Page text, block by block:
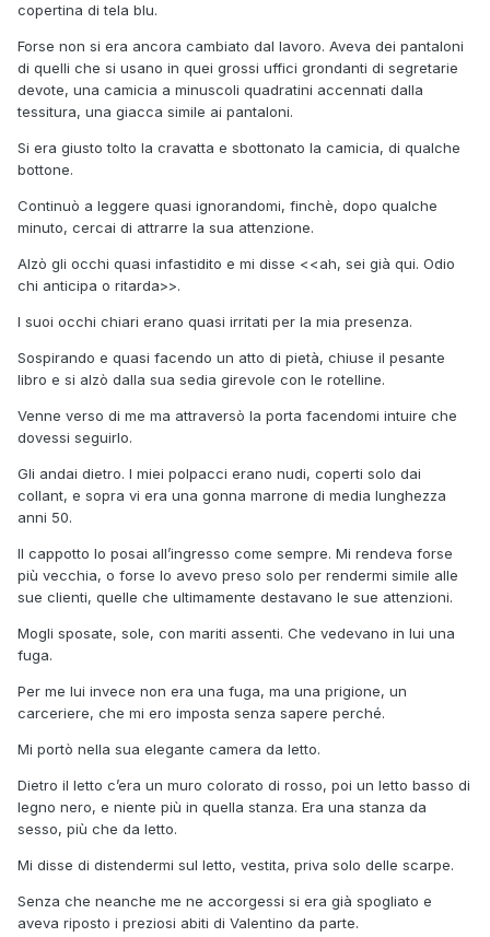
copertina di tela blu.
Forse non si era ancora cambiato dal lavoro. Aveva dei pantaloni
di quelli che si usano in quei grossi uffici grondanti di segretarie
devote, una camicia a minuscoli quadratini accennati dalla
tessitura, una giacca simile ai pantaloni.
Si era giusto tolto la cravatta e sbottonato la camicia, di qualche
bottone.
Continuò a leggere quasi ignorandomi, finchè, dopo qualche
minuto, cercai di attrarre la sua attenzione.
Alzò gli occhi quasi infastidito e mi disse <<ah, sei già qui. Odio
chi anticipa o ritarda>>.
I suoi occhi chiari erano quasi irritati per la mia presenza.
Sospirando e quasi facendo un atto di pietà, chiuse il pesante
libro e si alzò dalla sua sedia girevole con le rotelline.
Venne verso di me ma attraversò la porta facendomi intuire che
dovessi seguirlo.
Gli andai dietro. I miei polpacci erano nudi, coperti solo dai
collant, e sopra vi era una gonna marrone di media lunghezza
anni 50.
Il cappotto lo posai all’ingresso come sempre. Mi rendeva forse
più vecchia, o forse lo avevo preso solo per rendermi simile alle
sue clienti, quelle che ultimamente destavano le sue attenzioni.
Mogli sposate, sole, con mariti assenti. Che vedevano in lui una
fuga.
Per me lui invece non era una fuga, ma una prigione, un
carceriere, che mi ero imposta senza sapere perché.
Mi portò nella sua elegante camera da letto.
Dietro il letto c’era un muro colorato di rosso, poi un letto basso di
legno nero, e niente più in quella stanza. Era una stanza da
sesso, più che da letto.
Mi disse di distendermi sul letto, vestita, priva solo delle scarpe.
Senza che neanche me ne accorgessi si era già spogliato e
aveva riposto i preziosi abiti di Valentino da parte.